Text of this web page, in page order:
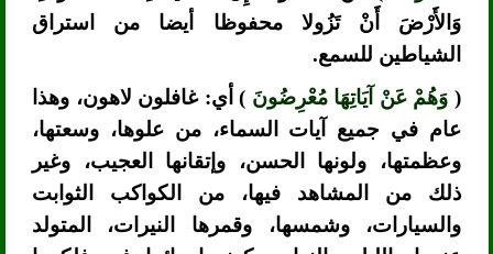
وَالأَرْضَ أَنْ تَزُولا محفوظا أيضا من استراق
الشياطين للسمع.
(وَهُمْ عَنْ آيَاتِهَا مُعْرِضُونَ ) أي: غافلون لاهون، وهذا
عام في جميع آيات السماء، من علوها، وسعتها،
وعظمتها، ولونها الحسن، وإتقانها العجيب، وغير
ذلك من المشاهد فيها، من الكواكب الثوابت
والسيارات، وشمسها، وقمرها النيرات، المتولد